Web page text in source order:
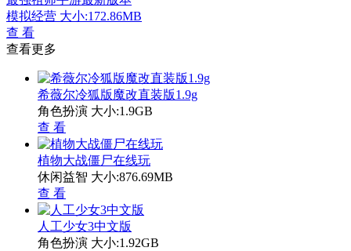
模拟经营 大小:172.86MB
查 看
查看更多
希薇尔冷狐版魔改直装版1.9g
角色扮演 大小:1.9GB
查 看
植物大战僵尸在线玩
休闲益智 大小:876.69MB
查 看
人工少女3中文版
角色扮演 大小:1.92GB